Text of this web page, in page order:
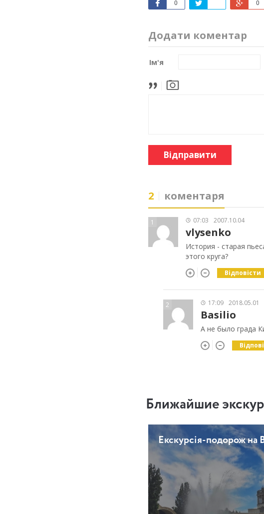
0 0
Додати коментар
Ім'я
Відправити
2 коментаря
1 07:03 2007.10.04
vlysenko
История - старая
этого круга?
Відповісти
2 17:09 2018.05.01
Basilio
А не было града
Ближайшие
Екскурсія-подорож на